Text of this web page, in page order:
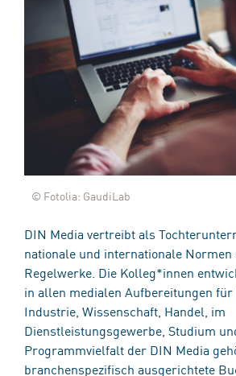
© Fotolia: GaudiLab
DIN Media vertreibt als
nationale und internationale
Regelwerke. Die Kolleg*innen
in allen medialen Aufbereitungen
Industrie, Wissenschaft, Handel, im
Dienstleistungsgewerbe, Studium
Programmvielfalt der DIN Media
branchenspezifisch ausgerichtete